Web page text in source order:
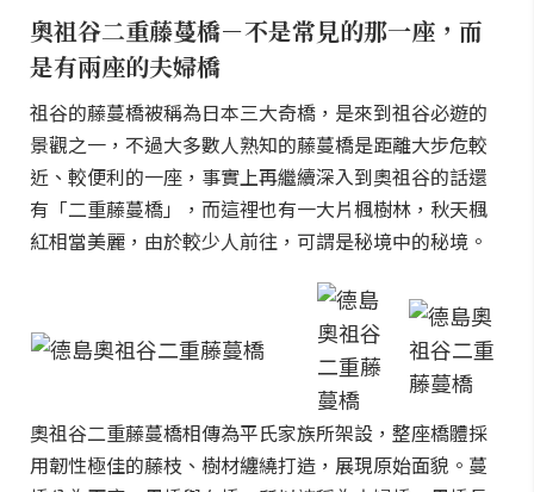
奧祖谷二重藤蔓橋－不是常見的那一座，而
是有兩座的夫婦橋
祖谷的藤蔓橋被稱為日本三大奇橋，是來到祖谷必遊的
景觀之一，不過大多數人熟知的藤蔓橋是距離大步危較
近、較便利的一座，事實上再繼續深入到奧祖谷的話還
有「二重藤蔓橋」，而這裡也有一大片楓樹林，秋天楓
紅相當美麗，由於較少人前往，可謂是秘境中的秘境。
奧祖谷二重藤蔓橋相傳為平氏家族所架設，整座橋體採
用韌性極佳的藤枝、樹材纏繞打造，展現原始面貌。蔓